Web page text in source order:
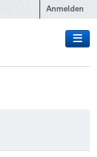
Anmelden